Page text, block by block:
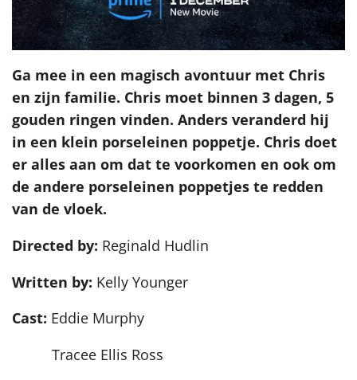
Ga mee in een magisch avontuur met Chris
en zijn familie. Chris moet binnen 3 dagen, 5
gouden ringen vinden. Anders veranderd hij
in een klein porseleinen poppetje. Chris doet
er alles aan om dat te voorkomen en ook om
de andere porseleinen poppetjes te redden
van de vloek.
Directed by: Reginald Hudlin
Written by: Kelly Younger
Cast: Eddie Murphy
Tracee Ellis Ross